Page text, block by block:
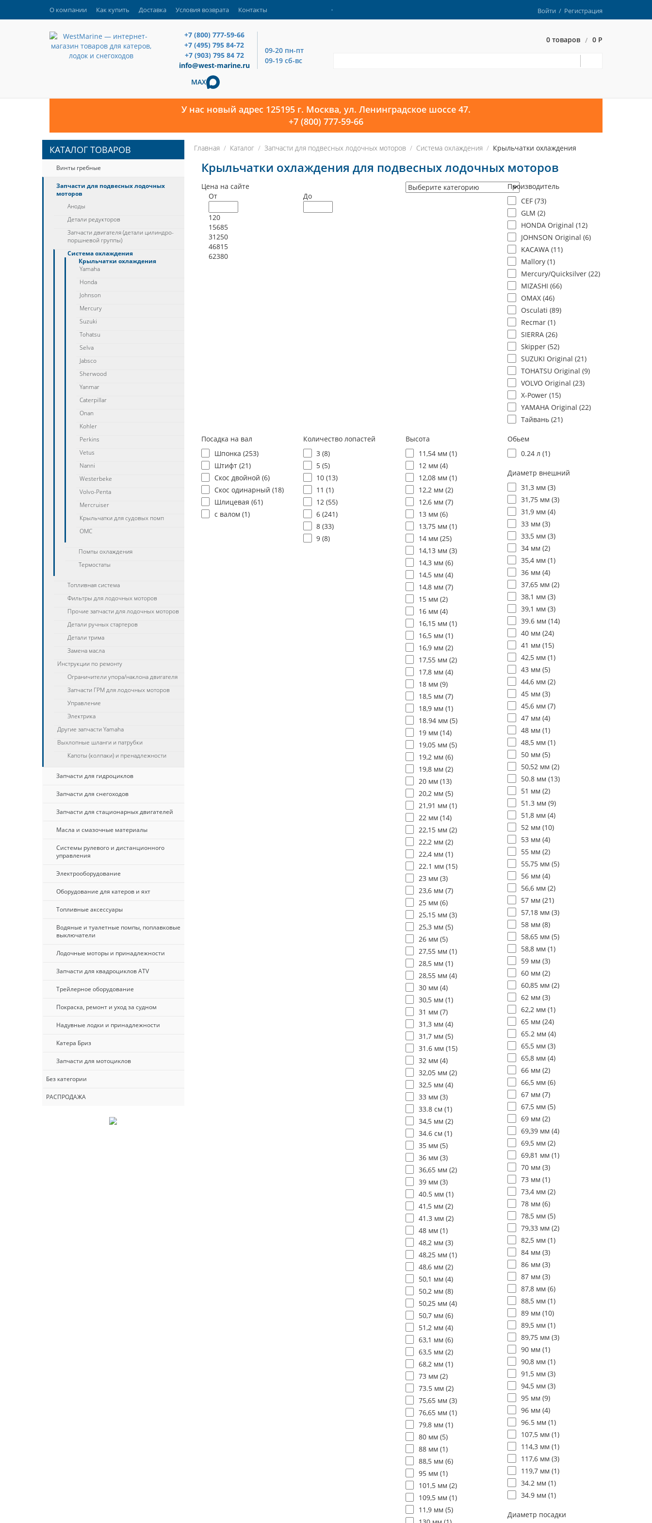
О компании Как купить Доставка Условия возврата Контакты Войти / Регистрация
+7 (800) 777-59-66
+7 (495) 795 84-72
+7 (903) 795 84 72
info@west-marine.ru
09-20 пн-пт
09-19 сб-вс
MAX
0 товаров / 0 Р
У нас новый адрес 125195 г. Москва, ул. Ленинградское шоссе 47.
+7 (800) 777-59-66
Главная Каталог Запчасти для подвесных лодочных моторов Система охлаждения Крыльчатки охлаждения
Крыльчатки охлаждения для подвесных лодочных моторов
Цена на сайте
От
До
120
15685
31250
46815
62380
Производитель
CEF (73)
GLM (2)
HONDA Original (12)
JOHNSON Original (6)
KACAWA (11)
Mallory (1)
Mercury/Quicksilver (22)
MIZASHI (66)
OMAX (46)
Osculati (89)
Recmar (1)
SIERRA (26)
Skipper (52)
SUZUKI Original (21)
TOHATSU Original (9)
VOLVO Original (23)
X-Power (15)
YAMAHA Original (22)
Тайвань (21)
Посадка на вал
Шпонка (253)
Штифт (21)
Скос двойной (6)
Скос одинарный (18)
Шлицевая (61)
с валом (1)
Количество лопастей
3 (8)
5 (5)
10 (13)
11 (1)
12 (55)
6 (241)
8 (33)
9 (8)
Высота
11,54 мм (1)
12 мм (4)
12,08 мм (1)
12,2 мм (2)
12,6 мм (7)
13 мм (6)
13,75 мм (1)
14 мм (25)
14,13 мм (3)
14,3 мм (6)
14,5 мм (4)
14,8 мм (7)
15 мм (2)
16 мм (4)
16,15 мм (1)
16,5 мм (1)
16,9 мм (2)
17,55 мм (2)
17,8 мм (4)
18 мм (9)
18,5 мм (7)
18,9 мм (1)
18.94 мм (5)
19 мм (14)
19,05 мм (5)
19,2 мм (6)
19,8 мм (2)
20 мм (13)
20,2 мм (5)
21,91 мм (1)
22 мм (14)
22,15 мм (2)
22,2 мм (2)
22,4 мм (1)
22.1 мм (15)
23 мм (3)
23,6 мм (7)
25 мм (6)
25,15 мм (3)
25,3 мм (5)
26 мм (5)
27,55 мм (1)
28,5 мм (1)
28,55 мм (4)
30 мм (4)
30,5 мм (1)
31 мм (7)
31,3 мм (4)
31,7 мм (5)
31.6 мм (15)
32 мм (4)
32,05 мм (2)
32,5 мм (4)
33 мм (3)
33.8 см (1)
34,5 мм (2)
34.6 см (1)
35 мм (5)
36 мм (3)
36,65 мм (2)
39 мм (3)
40.5 мм (1)
41,5 мм (2)
41.3 мм (2)
48 мм (1)
48,2 мм (3)
48,25 мм (1)
48,6 мм (2)
50,1 мм (4)
50,2 мм (8)
50,25 мм (4)
50,7 мм (6)
51,2 мм (4)
63,1 мм (6)
63,5 мм (2)
68,2 мм (1)
73 мм (2)
73.5 мм (2)
75,65 мм (3)
76,65 мм (1)
79,8 мм (1)
80 мм (5)
88 мм (1)
88,5 мм (6)
95 мм (1)
101,5 мм (2)
109,5 мм (1)
11,9 мм (5)
Обьем
0.24 л (1)
Диаметр внешний
31,3 мм (3)
31,75 мм (3)
31,9 мм (4)
33 мм (3)
33,5 мм (3)
34 мм (2)
35,4 мм (1)
36 мм (4)
37,65 мм (2)
38,1 мм (3)
39,1 мм (3)
39.6 мм (14)
40 мм (24)
41 мм (15)
42,5 мм (1)
43 мм (5)
44,6 мм (2)
45 мм (3)
45,6 мм (7)
47 мм (4)
48 мм (1)
48,5 мм (1)
50 мм (5)
50,52 мм (2)
50.8 мм (13)
51 мм (2)
51.3 мм (9)
51,8 мм (4)
52 мм (10)
53 мм (4)
55 мм (2)
55,75 мм (5)
56 мм (4)
56,6 мм (2)
57 мм (21)
57,18 мм (3)
58 мм (8)
58,65 мм (5)
58,8 мм (1)
59 мм (3)
60 мм (2)
60,85 мм (2)
62 мм (3)
62,2 мм (1)
65 мм (24)
65.2 мм (4)
65,5 мм (3)
65,8 мм (4)
66 мм (2)
66,5 мм (6)
67 мм (7)
67,5 мм (5)
69 мм (2)
69,39 мм (4)
69,5 мм (2)
69,81 мм (1)
70 мм (3)
73 мм (1)
73,4 мм (2)
78 мм (6)
78,5 мм (5)
79,33 мм (2)
82,5 мм (1)
84 мм (3)
86 мм (3)
87 мм (3)
87,8 мм (6)
88,5 мм (1)
89 мм (10)
89,5 мм (1)
89,75 мм (3)
90 мм (1)
90,8 мм (1)
91,5 мм (3)
94,5 мм (3)
95 мм (9)
96 мм (4)
96.5 мм (1)
107,5 мм (1)
114,3 мм (1)
117,6 мм (3)
119,7 мм (1)
34.2 мм (1)
34.9 мм (1)
Диаметр посадки
КАТАЛОГ ТОВАРОВ
Винты гребные
Запчасти для подвесных лодочных
моторов
Аноды
Детали редукторов
Запчасти двигателя (детали цилиндро-
поршневой группы)
Система охлаждения
Крыльчатки охлаждения
Yamaha
Honda
Johnson
Mercury
Suzuki
Tohatsu
Selva
Jabsco
Sherwood
Yanmar
Caterpillar
Onan
Kohler
Perkins
Vetus
Nanni
Westerbeke
Volvo-Penta
Mercruiser
Крыльчатки для судовых помп
OMC
Помпы охлаждения
Термостаты
Топливная система
Фильтры для лодочных моторов
Прочие запчасти для лодочных моторов
Детали ручных стартеров
Детали трима
Замена масла
Инструкции по ремонту
Ограничители упора/наклона двигателя
Запчасти ГРМ для лодочных моторов
Управление
Электрика
Другие запчасти Yamaha
Выхлопные шланги и патрубки
Капоты (колпаки) и пренадлежности
Запчасти для гидроциклов
Запчасти для снегоходов
Запчасти для стационарных двигателей
Масла и смазочные материалы
Системы рулевого и дистанционного
управления
Электрооборудование
Оборудование для катеров и яхт
Топливные аксессуары
Водяные и туалетные помпы, поплавковые
выключатели
Лодочные моторы и принадлежности
Запчасти для квадроциклов ATV
Трейлерное оборудование
Покраска, ремонт и уход за судном
Надувные лодки и принадлежности
Катера Бриз
Запчасти для мотоциклов
Без категории
РАСПРОДАЖА